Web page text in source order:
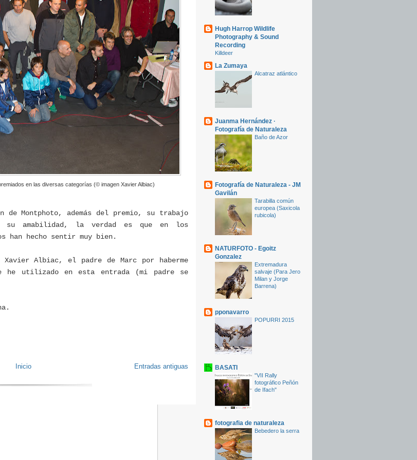
en las diversas categorías (© imagen Xavier Albiac)
de Montphoto, además del premio, su trabajo
su amabilidad, la verdad es que en los
han hecho sentir muy bien.
Albiac, el padre de Marc por haberme
utilizado en esta entrada (mi padre se
Entradas antiguas
Inicio
Hugh Harrop Wildlife
Photography & Sound
Recording
Killdeer
La Zumaya
Alcatraz atlántico
Juanma Hernández ·
Fotografía de Naturaleza
Baño de Azor
Fotografía de Naturaleza - JM
Gavilán
Tarabilla común
europea (Saxicola
rubicola)
NATURFOTO - Egoitz
Gonzalez
Extremadura
salvaje (Para Jero
Milan y Jorge
Barrena)
pponavarro
POPURRI 2015
BASATI
"VII Rally
fotográfico Peñón
de Ifach"
fotografia de naturaleza
Bebedero la serra